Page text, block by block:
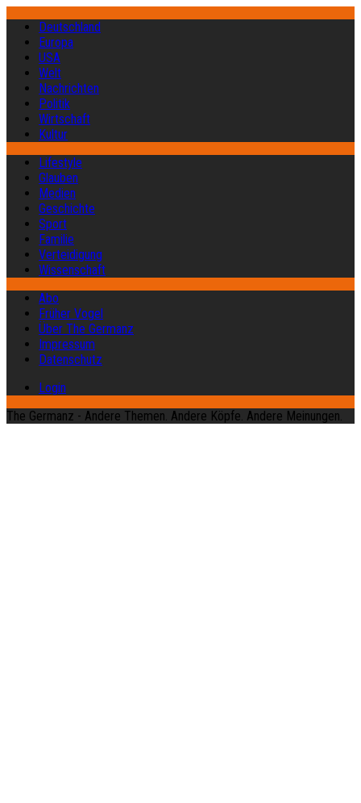
Deutschland
Europa
USA
Welt
Nachrichten
Politik
Wirtschaft
Kultur
Lifestyle
Glauben
Medien
Geschichte
Sport
Familie
Verteidigung
Wissenschaft
Abo
Früher Vogel
Über The Germanz
Impressum
Datenschutz
Login
The Germanz - Andere Themen. Andere Köpfe. Andere Meinungen.